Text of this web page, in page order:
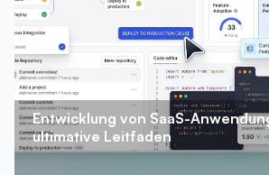
Entwicklung von SaaS-
ultimative Leitfaden